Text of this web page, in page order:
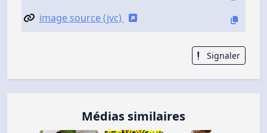
image source (jvc)
Signaler
Médias similaires